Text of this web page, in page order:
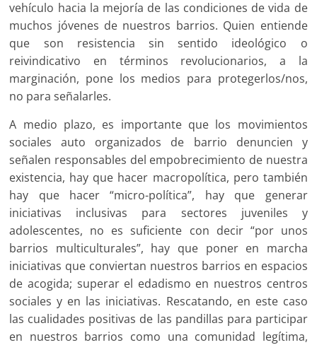
vehículo hacia la mejoría de las condiciones de vida de
muchos jóvenes de nuestros barrios. Quien entiende
que son resistencia sin sentido ideológico o
reivindicativo en términos revolucionarios, a la
marginación, pone los medios para protegerlos/nos,
no para señalarles.
A medio plazo, es importante que los movimientos
sociales auto organizados de barrio denuncien y
señalen responsables del empobrecimiento de nuestra
existencia, hay que hacer macropolítica, pero también
hay que hacer “micro-política”, hay que generar
iniciativas inclusivas para sectores juveniles y
adolescentes, no es suficiente con decir “por unos
barrios multiculturales”, hay que poner en marcha
iniciativas que conviertan nuestros barrios en espacios
de acogida; superar el edadismo en nuestros centros
sociales y en las iniciativas. Rescatando, en este caso
las cualidades positivas de las pandillas para participar
en nuestros barrios como una comunidad legítima,